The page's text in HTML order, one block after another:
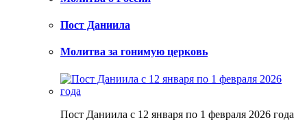
Пост Даниила
Молитва за гонимую церковь
Пост Даниила с 12 января по 1 февраля 2026 года